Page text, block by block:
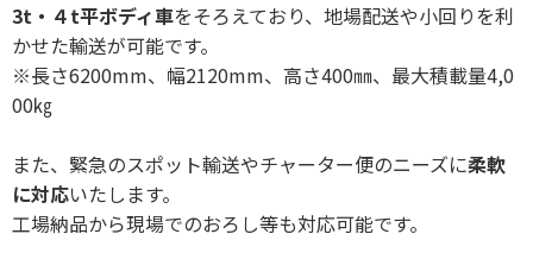
3t・４t平ボディ車をそろえており、地場配送や小回りを利
かせた輸送が可能です。
※長さ6200mm、幅2120mm、高さ400㎜、最大積載量4,0
00㎏
また、緊急のスポット輸送やチャーター便のニーズに柔軟
に対応いたします。
工場納品から現場でのおろし等も対応可能です。